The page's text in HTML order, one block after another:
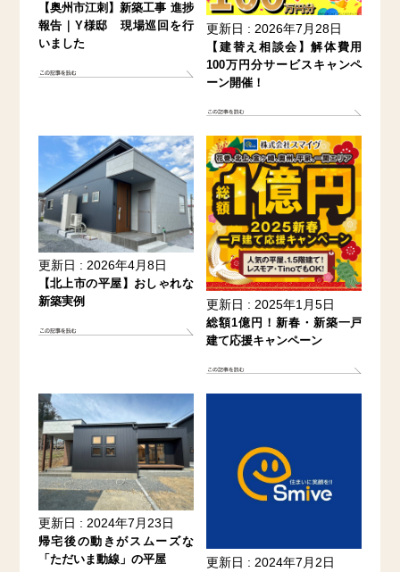
【奥州市江刺】新築工事 進捗
報告｜Y様邸 現場巡回を行
いました
更新日 : 2026年7月28日
【建替え相談会】解体費用
100万円分サービスキャンペ
ーン開催！
更新日 : 2026年4月8日
【北上市の平屋】おしゃれな
新築実例
更新日 : 2025年1月5日
総額1億円！新春・新築一戸
建て応援キャンペーン
更新日 : 2024年7月23日
帰宅後の動きがスムーズな
「ただいま動線」の平屋
更新日 : 2024年7月2日